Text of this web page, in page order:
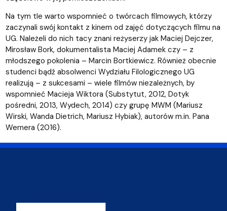
Na tym tle warto wspomnieć o twórcach filmowych, którzy
zaczynali swój kontakt z kinem od zajęć dotyczących filmu na
UG. Należeli do nich tacy znani reżyserzy jak Maciej Dejczer,
Mirosław Bork, dokumentalista Maciej Adamek czy – z
młodszego pokolenia – Marcin Bortkiewicz. Również obecnie
studenci bądź absolwenci Wydziału Filologicznego UG
realizują – z sukcesami – wiele filmów niezależnych, by
wspomnieć Macieja Wiktora (Substytut, 2012, Dotyk
pośredni, 2013, Wydech, 2014) czy grupę MWM (Mariusz
Wirski, Wanda Dietrich, Mariusz Hybiak), autorów m.in. Pana
Wernera (2016).
Adres Wydziału